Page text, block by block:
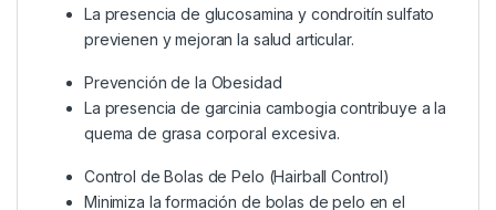
La presencia de glucosamina y condroitín sulfato
previenen y mejoran la salud articular.
Prevención de la Obesidad
La presencia de garcinia cambogia contribuye a la
quema de grasa corporal excesiva.
Control de Bolas de Pelo (Hairball Control)
Minimiza la formación de bolas de pelo en el